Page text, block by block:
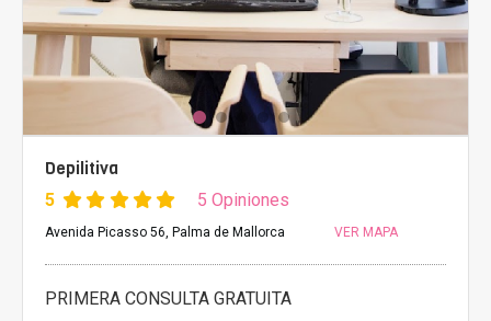
Depilitiva
5 5 Opiniones
Avenida Picasso 56, Palma de Mallorca VER MAPA
PRIMERA CONSULTA GRATUITA